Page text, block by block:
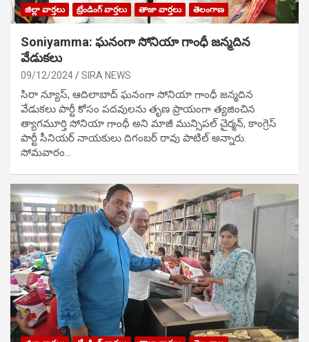
జిల్లా వార్తలు ట్రేండింగ్ వార్తలు తాజా వార్తలు తెలంగాణ
Soniyamma: ఘ‌నంగా సోనియా గాంధీ జ‌న్మ‌దిన
వేడుక‌లు
09/12/2024 SIRA NEWS
సిరా న్యూస్, ఆదిలాబాద్ ఘ‌నంగా సోనియా గాంధీ జ‌న్మ‌దిన
వేడుక‌లు పార్టీ కోసం ప‌ద‌వుల‌ను తృణ ప్రాయంగా త్య‌జించిన
త్యాగమూర్తి సోనియా గాంధీ అని మాజీ మున్సిప‌ల్ చైర్మ‌న్, కాంగ్రెస్
పార్టీ సీనియ‌ర్ నాయ‌కులు దిగంబ‌ర్ రావు పాటిల్ అన్నారు.
సోమవారం…